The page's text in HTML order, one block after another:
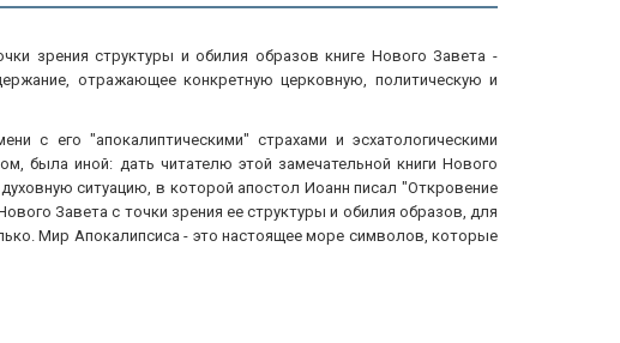
зрения структуры и обилия образов книге Нового Завета -
отражающее конкретную церковную, политическую и
с его "апокалиптическими" страхами и эсхатологическими
была иной: дать читателю этой замечательной книги Нового
ситуацию, в которой апостол Иоанн писал "Откровение
Завета с точки зрения ее структуры и обилия образов, для
Мир Апокалипсиса - это настоящее море символов, которые